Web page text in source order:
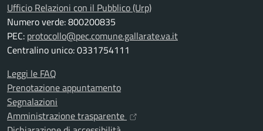
Ufficio Relazioni con il Pubblico (Urp)
Numero verde: 800200835
PEC: protocollo@pec.comune.gallarate.va.it
Centralino unico: 0331754111
Leggi le FAQ
Prenotazione appuntamento
Segnalazioni
Amministrazione trasparente